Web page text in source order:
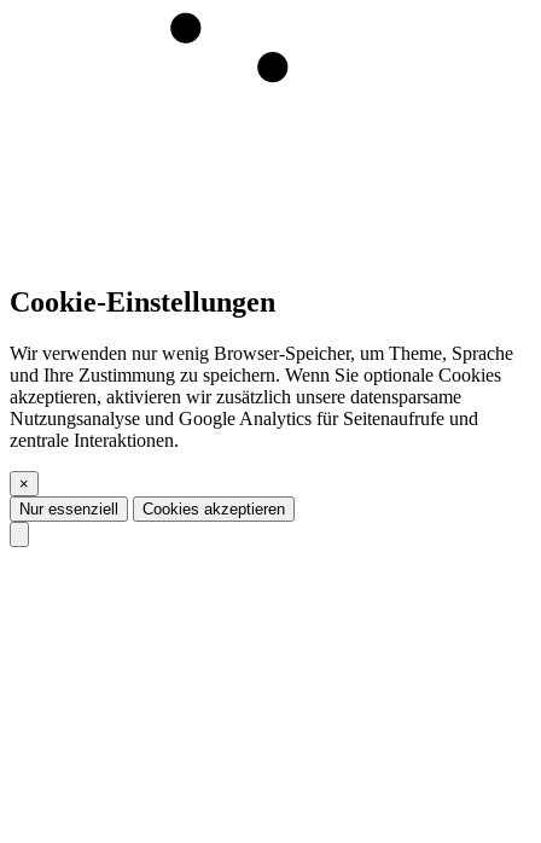
Cookie-Einstellungen
Wir verwenden nur wenig Browser-Speicher, um Theme, Sprache
und Ihre Zustimmung zu speichern. Wenn Sie optionale Cookies
akzeptieren, aktivieren wir zusätzlich unsere datensparsame
Nutzungsanalyse und Google Analytics für Seitenaufrufe und
zentrale Interaktionen.
×
Nur essenziell
Cookies akzeptieren